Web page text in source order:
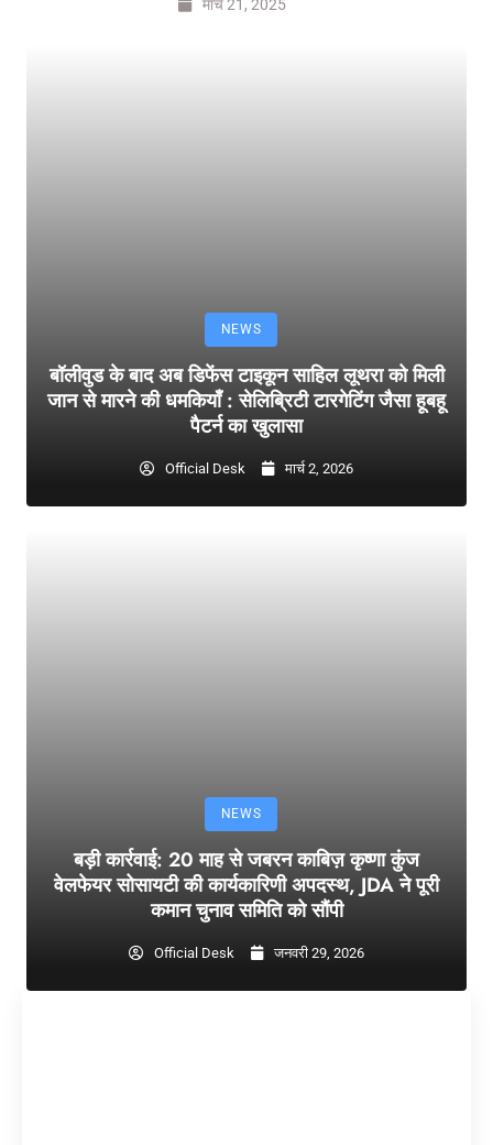
मार्च 21, 2025
NEWS
बॉलीवुड के बाद अब डिफेंस टाइकून साहिल लूथरा को मिली
जान से मारने की धमकियाँ : सेलिब्रिटी टारगेटिंग जैसा हूबहू
पैटर्न का खुलासा
Official Desk मार्च 2, 2026
NEWS
बड़ी कार्रवाई: 20 माह से जबरन काबिज़ कृष्णा कुंज
वेलफेयर सोसायटी की कार्यकारिणी अपदस्थ, JDA ने पूरी
कमान चुनाव समिति को सौंपी
Official Desk जनवरी 29, 2026